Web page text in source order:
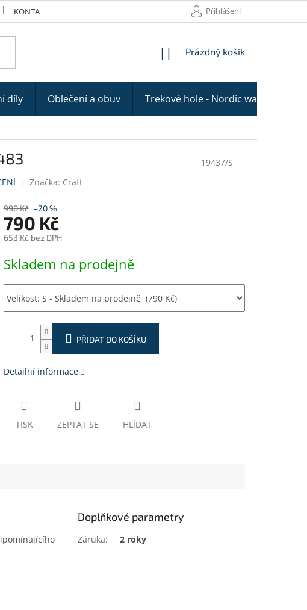
KONTAKTY Přihlášení
NÁKUPNÍ
Prázdný košík
díly Oblečení a obuv Trekové hole - Nordic walking
19437/S
Značka: Craft
990 Kč –20 %
790 Kč
653 Kč bez DPH
cena:
Skladem na prodejně
PŘIDAT DO KOŠÍKU
Detailní informace
TISK ZEPTAT SE HLÍDAT
Doplňkové parametry
Záruka: 2 roky